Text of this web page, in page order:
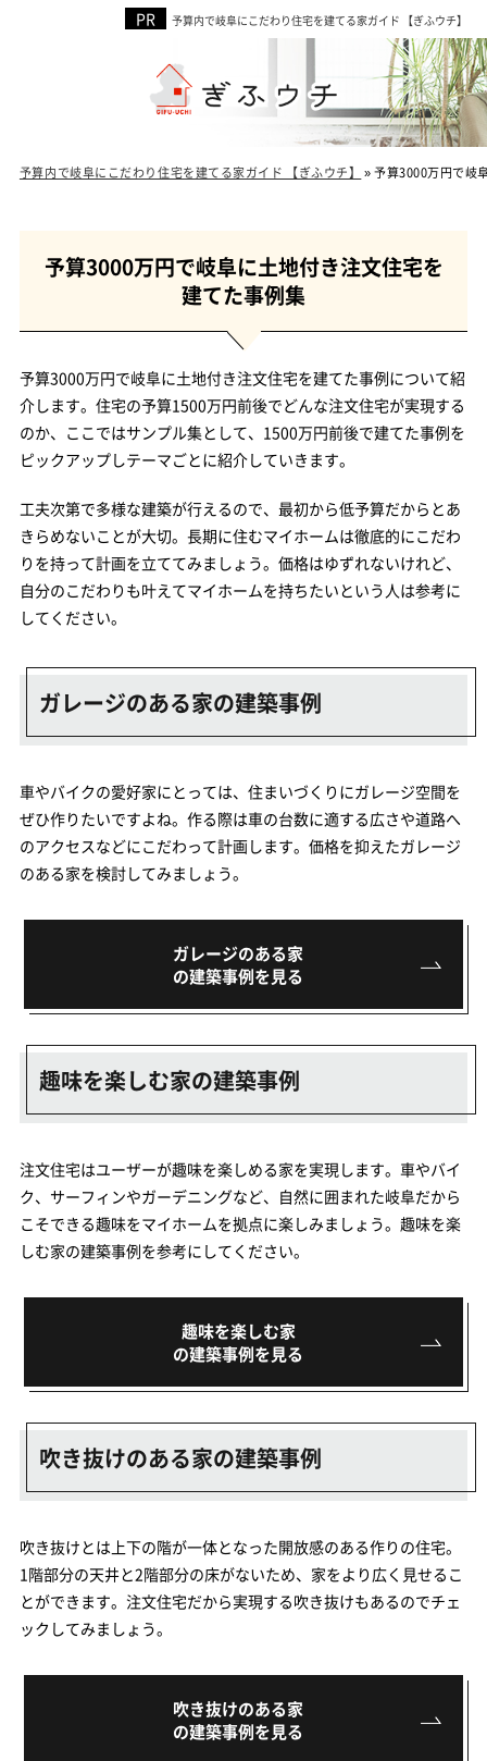
予算内で岐阜にこだわり住宅を建てる家ガイド 【ぎふウチ】
予算内で岐阜にこだわり住宅を建てる家ガイド 【ぎふウチ】 »予算3000万円で岐
予算3000万円で岐阜に土地付き注文住宅を
建てた事例集
予算3000万円で岐阜に土地付き注文住宅を建てた事例について紹
介します。住宅の予算1500万円前後でどんな注文住宅が実現する
のか、ここではサンプル集として、1500万円前後で建てた事例を
ピックアップしテーマごとに紹介していきます。
工夫次第で多様な建築が行えるので、最初から低予算だからとあ
きらめないことが大切。長期に住むマイホームは徹底的にこだわ
りを持って計画を立ててみましょう。価格はゆずれないけれど、
自分のこだわりも叶えてマイホームを持ちたいという人は参考に
してください。
ガレージのある家の建築事例
車やバイクの愛好家にとっては、住まいづくりにガレージ空間を
ぜひ作りたいですよね。作る際は車の台数に適する広さや道路へ
のアクセスなどにこだわって計画します。価格を抑えたガレージ
のある家を検討してみましょう。
ガレージのある家
の建築事例を見る
趣味を楽しむ家の建築事例
注文住宅はユーザーが趣味を楽しめる家を実現します。車やバイ
ク、サーフィンやガーデニングなど、自然に囲まれた岐阜だから
こそできる趣味をマイホームを拠点に楽しみましょう。趣味を楽
しむ家の建築事例を参考にしてください。
趣味を楽しむ家
の建築事例を見る
吹き抜けのある家の建築事例
吹き抜けとは上下の階が一体となった開放感のある作りの住宅。
1階部分の天井と2階部分の床がないため、家をより広く見せるこ
とができます。注文住宅だから実現する吹き抜けもあるのでチェ
ックしてみましょう。
吹き抜けのある家
の建築事例を見る